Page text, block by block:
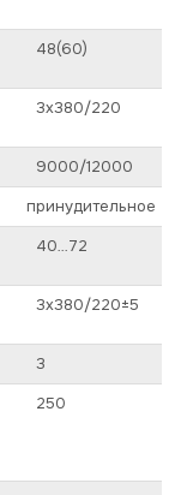
48(60)
3х380/220
9000/12000
принудительное
40…72
3х380/220±5
3
250